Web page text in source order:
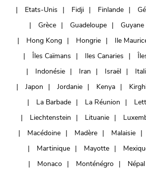
Etats-Unis
Fidji Finlande
Grèce
Guadeloupe Guyane
Hong Kong
Hongrie Ile
Îles Caïmans
Iles Canaries
Indonésie
Iran Israël
Japon
Jordanie Kenya
La Barbade
La Réunion
Liechtenstein
Lituanie
Macédoine
Madère Malaisie
Martinique
Mayotte
Monaco
Monténégro Népal